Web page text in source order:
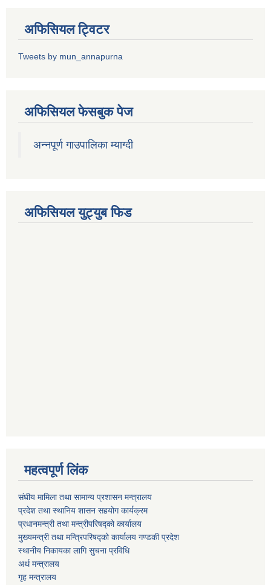
अफिसियल ट्विटर
Tweets by mun_annapurna
अफिसियल फेसबुक पेज
अन्नपूर्ण गाउपालिका म्याग्दी
अफिसियल युट्युब फिड
महत्वपूर्ण लिंक
संघीय मामिला तथा सामान्य प्रशासन मन्त्रालय
प्रदेश तथा स्थानिय शासन सहयोग कार्यक्रम
प्रधानमन्त्री तथा मन्त्रीपरिषद्को कार्यालय
मुख्यमन्त्री तथा मन्त्रिपरिषद्को कार्यालय गण्डकी प्रदेश
स्थानीय निकायका लागि सुचना प्रविधि
अर्थ मन्त्रालय
गृह मन्त्रालय